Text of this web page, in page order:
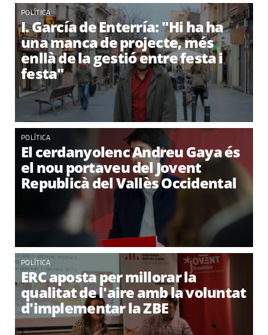
POLÍTICA
I. García de Enterría: "Hi ha ha
una manca de projecte, més
enllà de la gestió entre festa i
festa"
POLÍTICA
El cerdanyolenc Andreu Gaya és
el nou portaveu del Jovent
Republicà del Vallès Occidental
POLÍTICA
ERC aposta per millorar la
qualitat de l'aire amb la voluntat
d'implementar la ZBE